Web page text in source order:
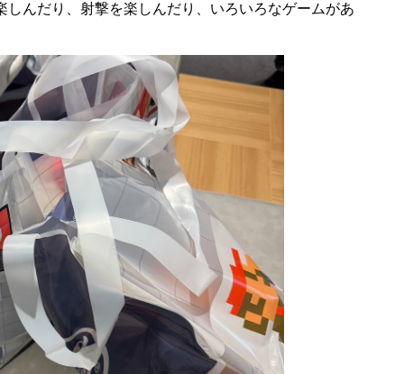
んだり、射撃を楽しんだり、いろいろなゲームがあ